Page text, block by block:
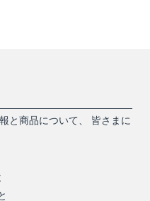
と商品について、 皆さまに